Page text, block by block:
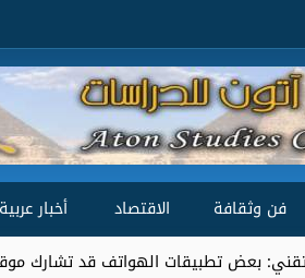
فن وثقافة الاقتصاد أخبار عربية
الهواتف قد تشارك موقعك الجغرافي مع